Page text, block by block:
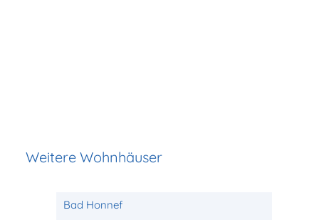
Weitere Wohnhäuser
Bad Honnef